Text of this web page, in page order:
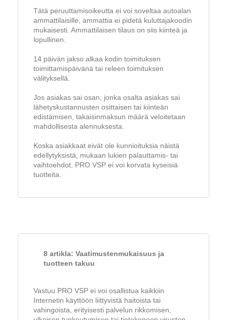
Tätä peruuttamisoikeutta ei voi soveltaa autoalan
ammattilaisille, ammattia ei pidetä kuluttajakoodin
mukaisesti. Ammattilaisen tilaus on siis kiinteä ja
lopullinen.
14 päivän jakso alkaa kodin toimituksen
toimittamispäivänä tai releen toimituksen
välityksellä.
Jos asiakas sai osan, jonka osalta asiakas sai
lähetyskustannusten osittaisen tai kiinteän
edistämisen, takaisinmaksun määrä veloitetaan
mahdollisesta alennuksesta.
Koska asiakkaat eivät ole kunnioituksia näistä
edellytyksistä, mukaan lukien palauttamis- tai
vaihtoehdot, PRO VSP ei voi korvata kyseisiä
tuotteita.
8 artikla: Vaatimustenmukaisuus ja
tuotteen takuu
Vastuu PRO VSP ei voi osallistua kaikkiin
Internetin käyttöön liittyvistä haitoista tai
vahingoista, erityisesti palvelun rikkomisen,